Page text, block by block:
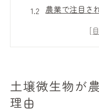
農業で注目さ
る
土壌微生物が
理由